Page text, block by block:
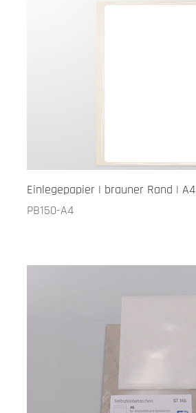
Einlegepapier | brauner Rand | A4
PB150-A4